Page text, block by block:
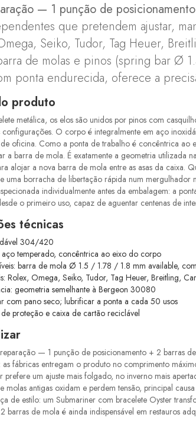
— 1 punção de
que pretendem ajustar,
Seiko, Tudor, Tag Heuer,
de molas e pinos (spring bar Ø
ponta endurecida, oferece a
produto
metálica, os elos são unidos por pinos com
O corpo é integralmente em aço
oficina. Como a ponta de trabalho é concêntrica ao
a barra de mola. É exatamente a geometria utilizada
alojar a nova barra de mola entre as asas da caixa.
uma borracha de libertação rápida num
individualmente antes da embalagem: a
o primeiro uso, capaz de aguentar centenas de
técnicas
304/420
aço temperado, concêntrica ao eixo do corpo
barra de mola Ø 1.5 / 1.78 / 1.8 mm available,
Rolex, Omega, Seiko, Tudor, Tag Heuer, Breitling,
geometria semelhante à Bergeon 30080
com pano seco; lubrificar a ponta a cada 50 usos
proteção e caixa de cartão reciclável
— 1 punção de posicionamento + 2 barras
as fábricas entregam o produto no comprimento
prefere um ajuste mais folgado, no inverno mais
molas antigas oxidam e perdem tensão, principal
de estilo: um Submariner com bracelete Oyster
barras de mola é ainda indispensável em restauros